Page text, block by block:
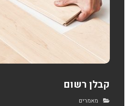
קבלן רשום
מאמרים